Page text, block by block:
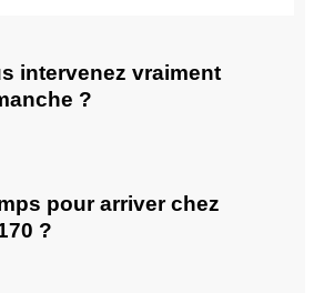
intervenez vraiment
?
pour arriver chez
?